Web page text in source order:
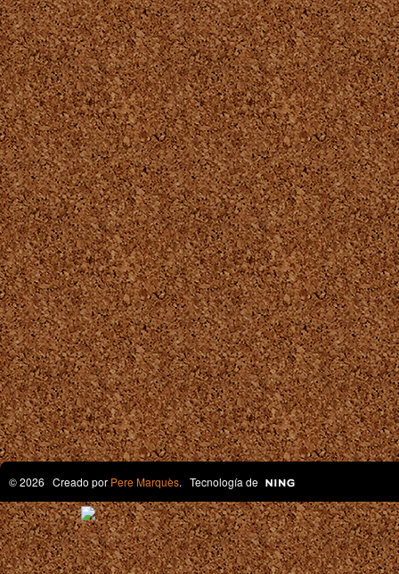
© 2026 Creado por Pere Marquès. Tecnología de